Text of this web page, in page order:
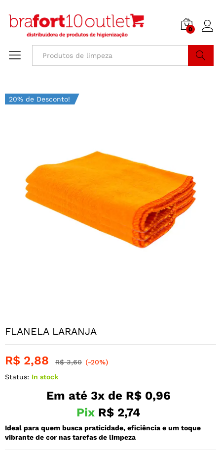
0
20% de Desconto!
FLANELA LARANJA
R$ 2,88 R$3,60 (-20%)
Status: In stock
Em até 3x de R$ 0,96
Pix R$ 2,74
Ideal para quem busca praticidade, eficiência e um toque
vibrante de cor nas tarefas de limpeza